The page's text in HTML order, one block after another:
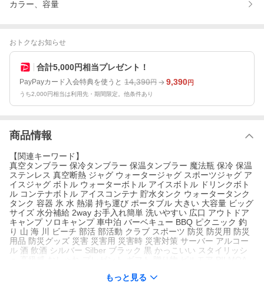
カラー、容量
おトクなお知らせ
合計5,000円相当プレゼント！
PayPayカード入会特典を使うと 14,390円 9,390円
うち2,000円相当は利用先・期間限定。他条件あり
商品情報
【関連キーワード】
真空タンブラー 保冷タンブラー 保温タンブラー 魔法瓶 保冷 保温
ステンレス 真空断熱 ジャグ ウォータージャグ スポーツジャグ ア
イスジャグ ボトル ウォーターボトル アイスボトル ドリンクボト
ル コンテナボトル アイスコンテナ 貯水タンク ウォータータンク
タンク 容器 氷 水 熱湯 持ち運び ポータブル 大きい 大容量 ビッグ
サイズ 水分補給 2way お手入れ簡単 洗いやすい 広口 アウトドア
キャンプ ソロキャンプ 車中泊 バーベキュー BBQ ピクニック 釣
り 山 海 川 ビーチ 部活 部活動 クラブ スポーツ 防災 防災用 防災
用品 防災グッズ 災害 災害用 災害時 災害対策 サーバー アルコー
ル 酒 飲酒 シルバー Silber ブラック 黒 かっこいい スタイリッシ
もっと見る